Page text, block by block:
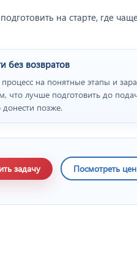
на старте, где
без возвратов
на понятные этапы и
что лучше подготовить до
позже.
задачу Посмотреть